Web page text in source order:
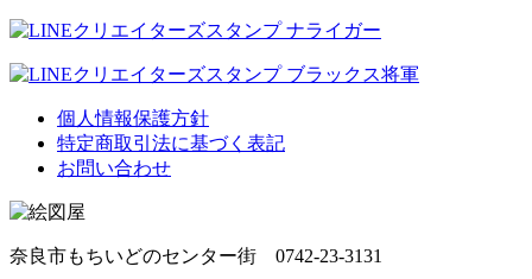
個人情報保護方針
特定商取引法に基づく表記
お問い合わせ
奈良市もちいどのセンター街 0742-23-3131